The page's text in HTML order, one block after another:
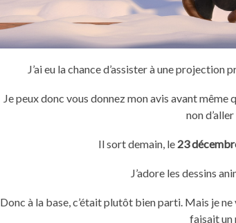
J’ai eu la chance d’assister à une projection
Je peux donc vous donnez mon avis avant
non
Il sort demain, le 23
J’adore les dessins
Donc à la base, c’était plutôt bien parti. Mais je
faisait un